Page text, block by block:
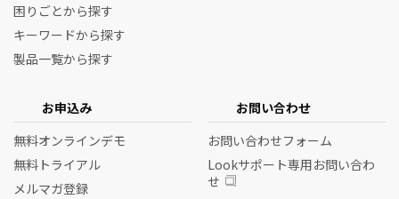
困りごとから探す
キーワードから探す
製品一覧から探す
お申込み
無料オンラインデモ
無料トライアル
メルマガ登録
お問い合わせ
お問い合わせフォーム
Lookサポート専用お問い合わ
せ